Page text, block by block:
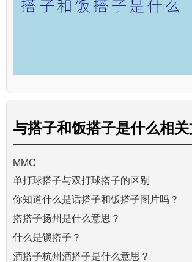
与搭子和饭搭子是什么相
MMC
单打球搭子与双打球搭子的区别
你知道什么是话搭子和饭搭子图片吗？
搭搭子扬州是什么意思？
什么是锁搭子？
酒搭子杭州酒搭子是什么意思？